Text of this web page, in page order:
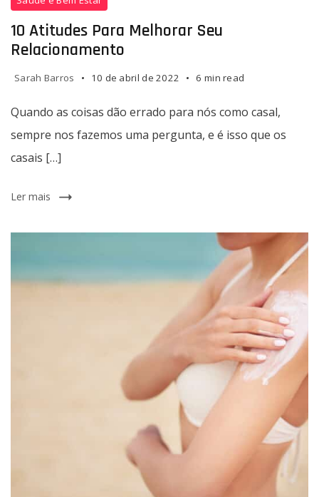
10 Atitudes Para Melhorar Seu
Relacionamento
Sarah Barros 10 de abril de 2022 6 min read
Quando as coisas dão errado para nós como casal,
sempre nos fazemos uma pergunta, e é isso que os
casais […]
Ler mais